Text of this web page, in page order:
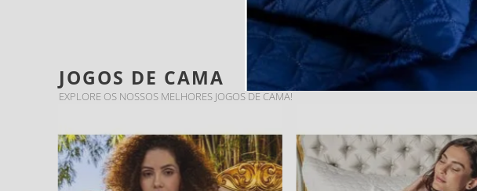
JOGOS DE CAMA
EXPLORE OS NOSSOS MELHORES JOGOS DE CAMA!